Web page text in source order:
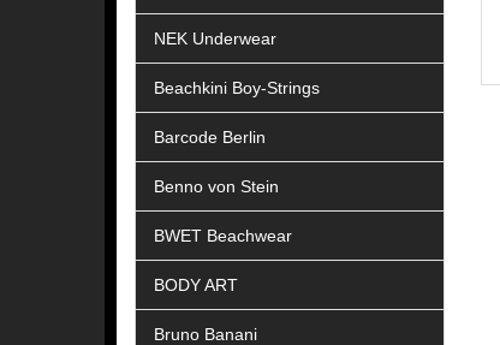
NEK Underwear
Beachkini Boy-Strings
Barcode Berlin
Benno von Stein
BWET Beachwear
BODY ART
Bruno Banani